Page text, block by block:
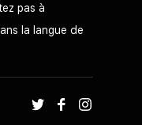
pas à
la langue de